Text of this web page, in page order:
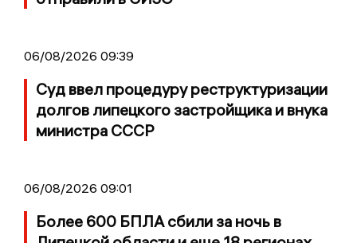
06/08/2026 09:39
Суд ввел процедуру реструктуризации
долгов липецкого застройщика и внука
министра СССР
06/08/2026 09:01
Более 600 БПЛА сбили за ночь в